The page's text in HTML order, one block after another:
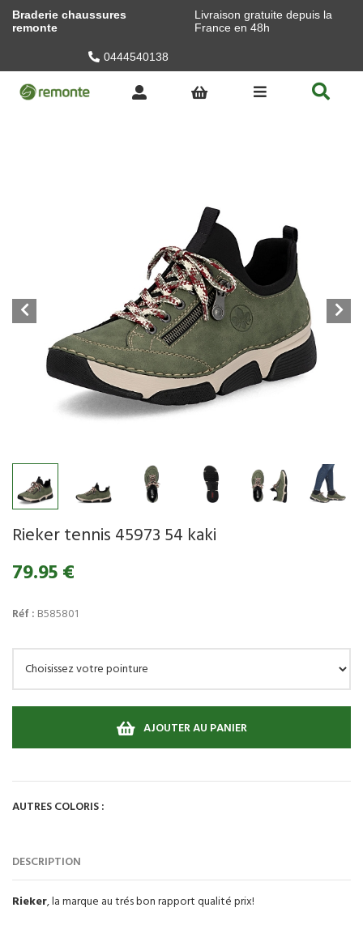
Braderie chaussures
remonte
Livraison gratuite depuis la
France en 48h
0444540138
Rieker tennis 45973 54 kaki
79.95 €
Réf : B585801
AJOUTER AU PANIER
AUTRES COLORIS :
DESCRIPTION
Rieker, la marque au trés bon rapport qualité prix!